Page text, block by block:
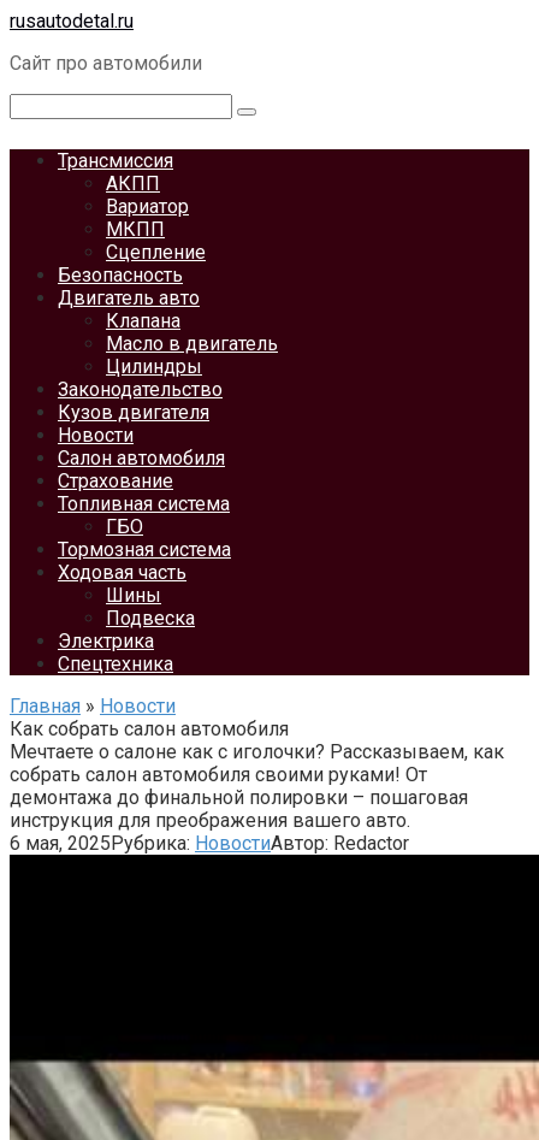
Перейти
контенту
rusautodetal.ru
Сайт про автомобили
Трансмиссия
АКПП
Вариатор
МКПП
Сцепление
Безопасность
Двигатель авто
Клапана
Масло в двигатель
Цилиндры
Законодательство
Кузов двигателя
Новости
Салон автомобиля
Страхование
Топливная система
ГБО
Тормозная система
Ходовая часть
Шины
Подвеска
Электрика
Спецтехника
Главная » Новости
Как собрать салон автомобиля
Мечтаете о салоне как с иголочки? Рассказываем, как
собрать салон автомобиля своими руками! От
демонтажа до финальной полировки – пошаговая
инструкция для преображения вашего авто.
6 мая, 2025Рубрика: НовостиАвтор: Redactor